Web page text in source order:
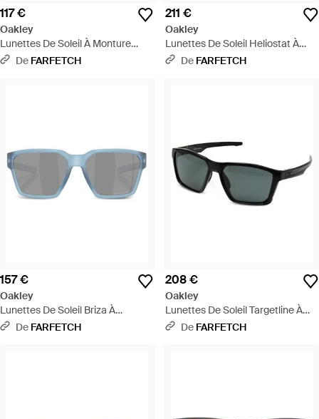
117 €
Oakley
Lunettes De Soleil À Monture
Rectangulaire - Gris
De FARFETCH
211 €
Oakley
Lunettes De Soleil Heliostat À
Monture Rectangulaire Polarisées
De FARFETCH
157 €
Oakley
Lunettes De Soleil Briza À
Monture Géométrique - Gris
De FARFETCH
208 €
Oakley
Lunettes De Soleil Targetline À
Monture Rectangulaire - Gris
De FARFETCH